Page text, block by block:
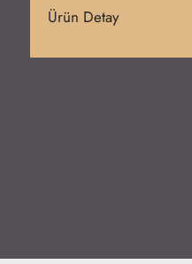
Ürün Detay